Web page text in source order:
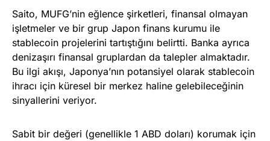
Saito, MUFG’nin eğlence şirketleri, finansal olmayan
işletmeler ve bir grup Japon finans kurumu ile
stablecoin projelerini tartıştığını belirtti. Banka ayrıca
denizaşırı finansal gruplardan da talepler almaktadır.
Bu ilgi akışı, Japonya’nın potansiyel olarak stablecoin
ihracı için küresel bir merkez haline gelebileceğinin
sinyallerini veriyor.
Sabit bir değeri (genellikle 1 ABD doları) korumak için